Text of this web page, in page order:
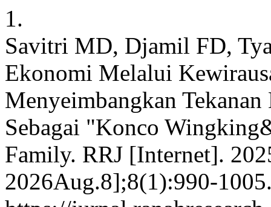
1.
Savitri MD, Djamil FD,
Ekonomi Melalui
Menyeimbangkan
Sebagai "Konco
Family. RRJ [Internet].
2026Aug.8];8(1):990-